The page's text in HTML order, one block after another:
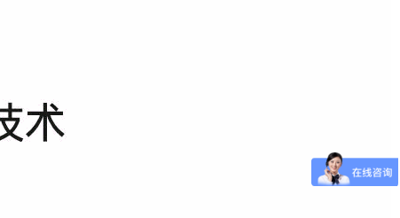
网站建设和网站优化SEO关键：外链...
网站建设应该避免这些SEO优化误区